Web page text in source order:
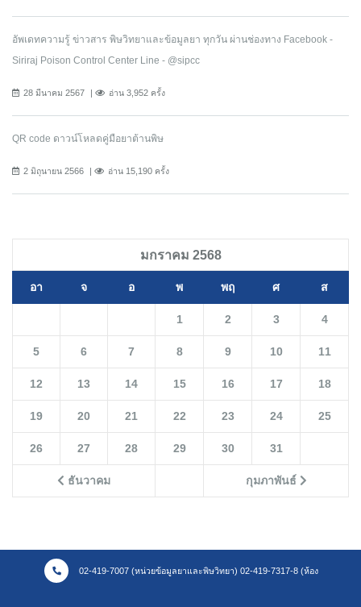
อัพเดทความรู้ ข่าวสาร พิษวิทยาและข้อมูลยา ทุกวัน ผ่านช่องทาง Facebook -
Siriraj Poison Control Center Line - @sipcc
28 มีนาคม 2567 อ่าน 3,952 ครั้ง
QR code ดาวน์โหลดคู่มือยาต้านพิษ
2 มิถุนายน 2566 อ่าน 15,190 ครั้ง
มกราคม 2568
อา จ อ พ พฤ ศ ส
ธันวาคม กุมภาพันธ์
1 2 3 4
5 6 7 8 9 10 11
12 13 14 15 16 17 18
19 20 21 22 23 24 25
26 27 28 29 30 31
02-419-7007 (หน่วยข้อมูลยาและพิษวิทยา) 02-419-7317-8 (ห้อง